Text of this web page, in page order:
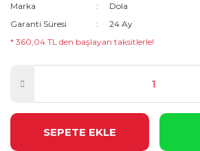
Marka
Dola
Garanti Süresi
24 Ay
* 360,04 TL den başlayan taksitlerle!
SEPETE EKLE